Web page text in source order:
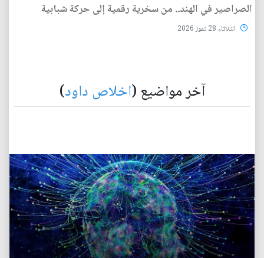
الصراصير في الهند.. من سخرية رقمية إلى حركة شبابية
الثلاثاء 28 تموز 2026
آخر مواضيع (اخلاص داود)